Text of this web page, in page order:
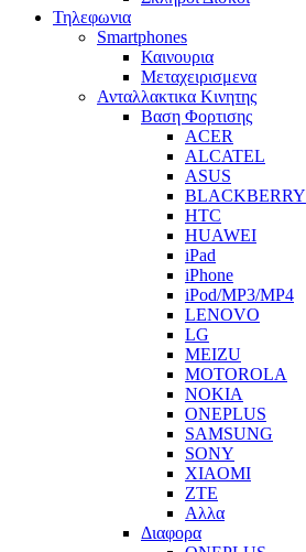
Τηλεφωνια
Smartphones
Καινουρια
Μεταχειρισμενα
Ανταλλακτικα Κινητης
Βαση Φορτισης
ACER
ALCATEL
ASUS
BLACKBERRY
HTC
HUAWEI
iPad
iPhone
iPod/MP3/MP4
LENOVO
LG
MEIZU
MOTOROLA
NOKIA
ONEPLUS
SAMSUNG
SONY
XIAOMI
ZTE
Αλλα
Διαφορα